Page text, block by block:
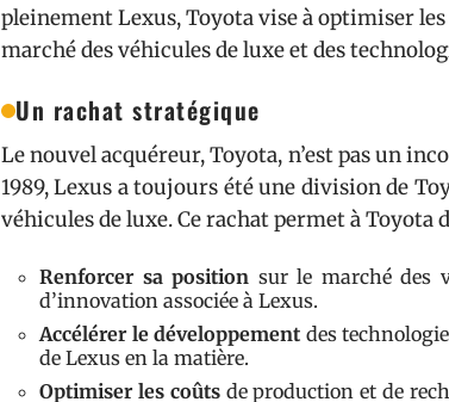
pleinement Lexus, Toyota vise à optimiser
marché des véhicules de luxe et des
Un rachat stratégique
Le nouvel acquéreur, Toyota, n’est pas un
1989, Lexus a toujours été une division de
véhicules de luxe. Ce rachat permet à Toyota
Renforcer sa position sur le marché des
d’innovation associée à Lexus.
Accélérer le développement des
de Lexus en la matière.
Optimiser les coûtsde production et de